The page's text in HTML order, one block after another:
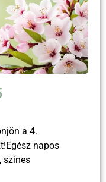
a 4.
napos
színes